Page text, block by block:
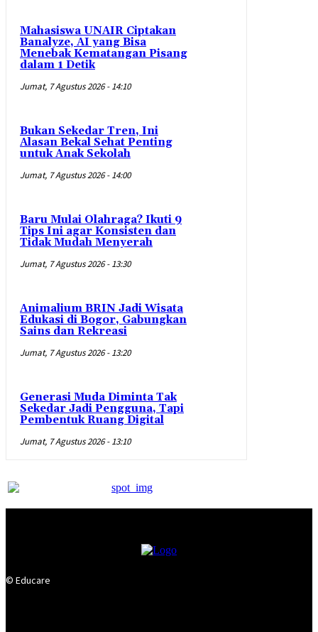
Mahasiswa UNAIR Ciptakan
Banalyze, AI yang Bisa
Menebak Kematangan Pisang
dalam 1 Detik
Jumat, 7 Agustus 2026 - 14:10
Bukan Sekedar Tren, Ini
Alasan Bekal Sehat Penting
untuk Anak Sekolah
Jumat, 7 Agustus 2026 - 14:00
Baru Mulai Olahraga? Ikuti 9
Tips Ini agar Konsisten dan
Tidak Mudah Menyerah
Jumat, 7 Agustus 2026 - 13:30
Animalium BRIN Jadi Wisata
Edukasi di Bogor, Gabungkan
Sains dan Rekreasi
Jumat, 7 Agustus 2026 - 13:20
Generasi Muda Diminta Tak
Sekedar Jadi Pengguna, Tapi
Pembentuk Ruang Digital
Jumat, 7 Agustus 2026 - 13:10
© Educare